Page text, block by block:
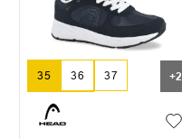
35 36 37
38
+2